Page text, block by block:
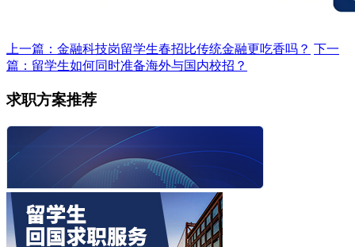
上一篇：金融科技岗留学生春招比传统金融更吃香吗？ 下一
篇：留学生如何同时准备海外与国内校招？
求职方案推荐